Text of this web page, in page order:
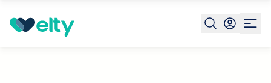
Prenota visita Ortopanoramica Arcate Dentarie Rx